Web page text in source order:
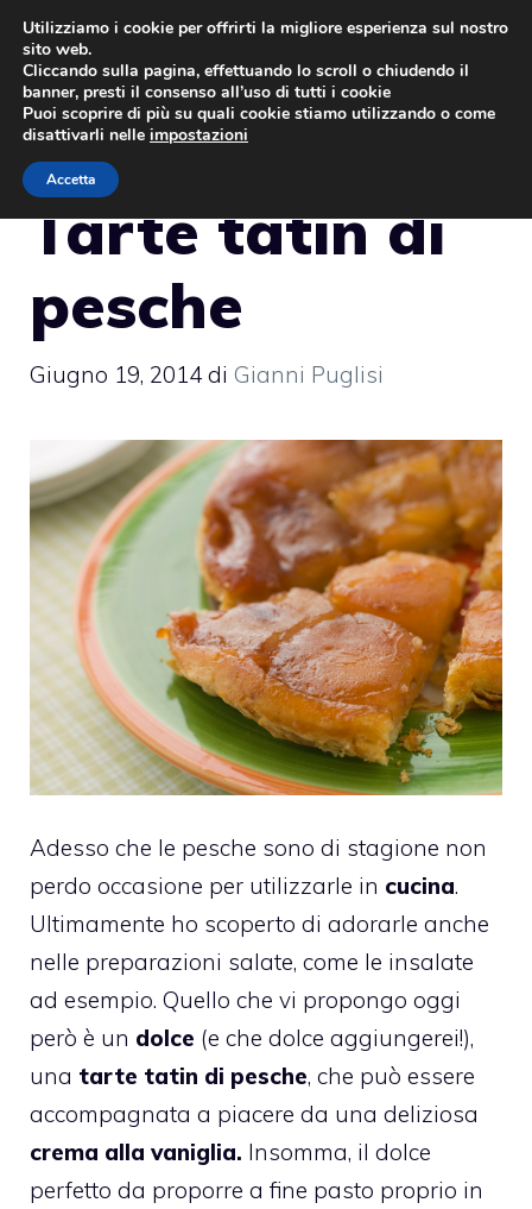
Vai
contenuto
Tarte tatin di
pesche
Giugno 19, 2014 di Gianni Puglisi
Adesso che le pesche sono di stagione non
perdo occasione per utilizzarle in cucina.
Ultimamente ho scoperto di adorarle anche
nelle preparazioni salate, come le insalate
ad esempio. Quello che vi propongo oggi
però è un dolce (e che dolce aggiungerei!),
una tarte tatin di pesche, che può essere
accompagnata a piacere da una deliziosa
crema alla vaniglia. Insomma, il dolce
perfetto da proporre a fine pasto proprio in
Utilizziamo i cookie per offrirti la migliore esperienza sul nostro
sito web.
Cliccando sulla pagina, effettuando lo scroll o chiudendo il
banner, presti il consenso all’uso di tutti i cookie
Puoi scoprire di più su quali cookie stiamo utilizzando o come
disattivarli nelle impostazioni
Accetta